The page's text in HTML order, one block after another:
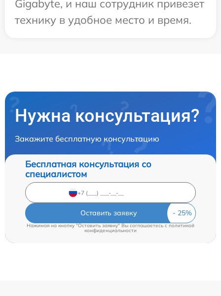
Gigabyte, и наш сотрудник привезет
технику в удобное место и время.
Нужна консультация?
Закажите бесплатную консультацию
Бесплатная консультация со
специалистом
Оставить заявку
Нажимая на кнопку "Оставить заявку" Вы соглашаетесь c политикой
конфиденциальности